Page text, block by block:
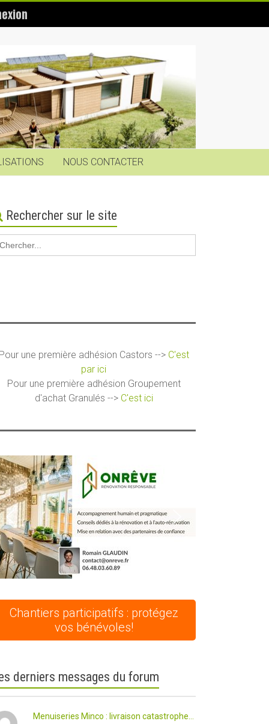
NOUS CONTACTER
Rechercher sur le site
une première adhésion Castors --> C'est
par ici
Pour une première adhésion Groupement
d'achat Granulés --> C'est ici
Chantiers participatifs : protégez
vos bénévoles!
derniers messages du forum
Menuiseries Minco : livraison catastrophe...